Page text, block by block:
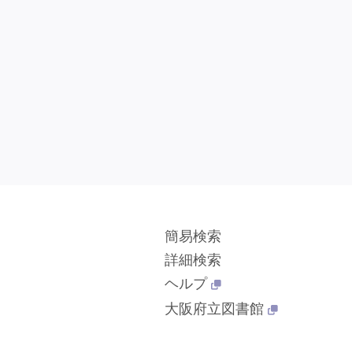
簡易検索
詳細検索
ヘルプ
大阪府立図書館